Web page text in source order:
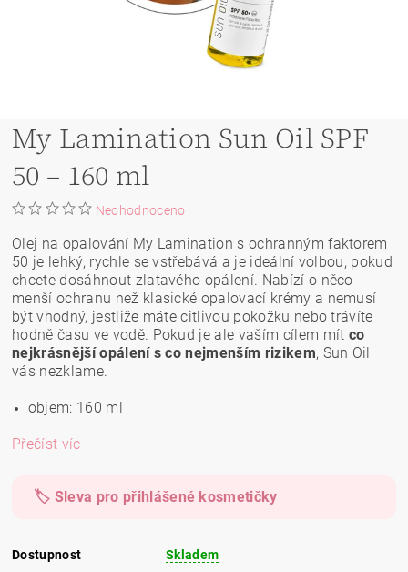
My Lamination Sun Oil SPF
50 – 160 ml
Neohodnoceno
Olej na opalování My Lamination s ochranným faktorem
50 je lehký, rychle se vstřebává a je ideální volbou, pokud
chcete dosáhnout zlatavého opálení. Nabízí o něco
menší ochranu než klasické opalovací krémy a nemusí
být vhodný, jestliže máte citlivou pokožku nebo trávíte
hodně času ve vodě. Pokud je ale vaším cílem mít co
nejkrásnější opálení s co nejmenším rizikem, Sun Oil
vás nezklame.
objem: 160 ml
Přečíst víc
🏷️ Sleva pro přihlášené kosmetičky
Dostupnost Skladem